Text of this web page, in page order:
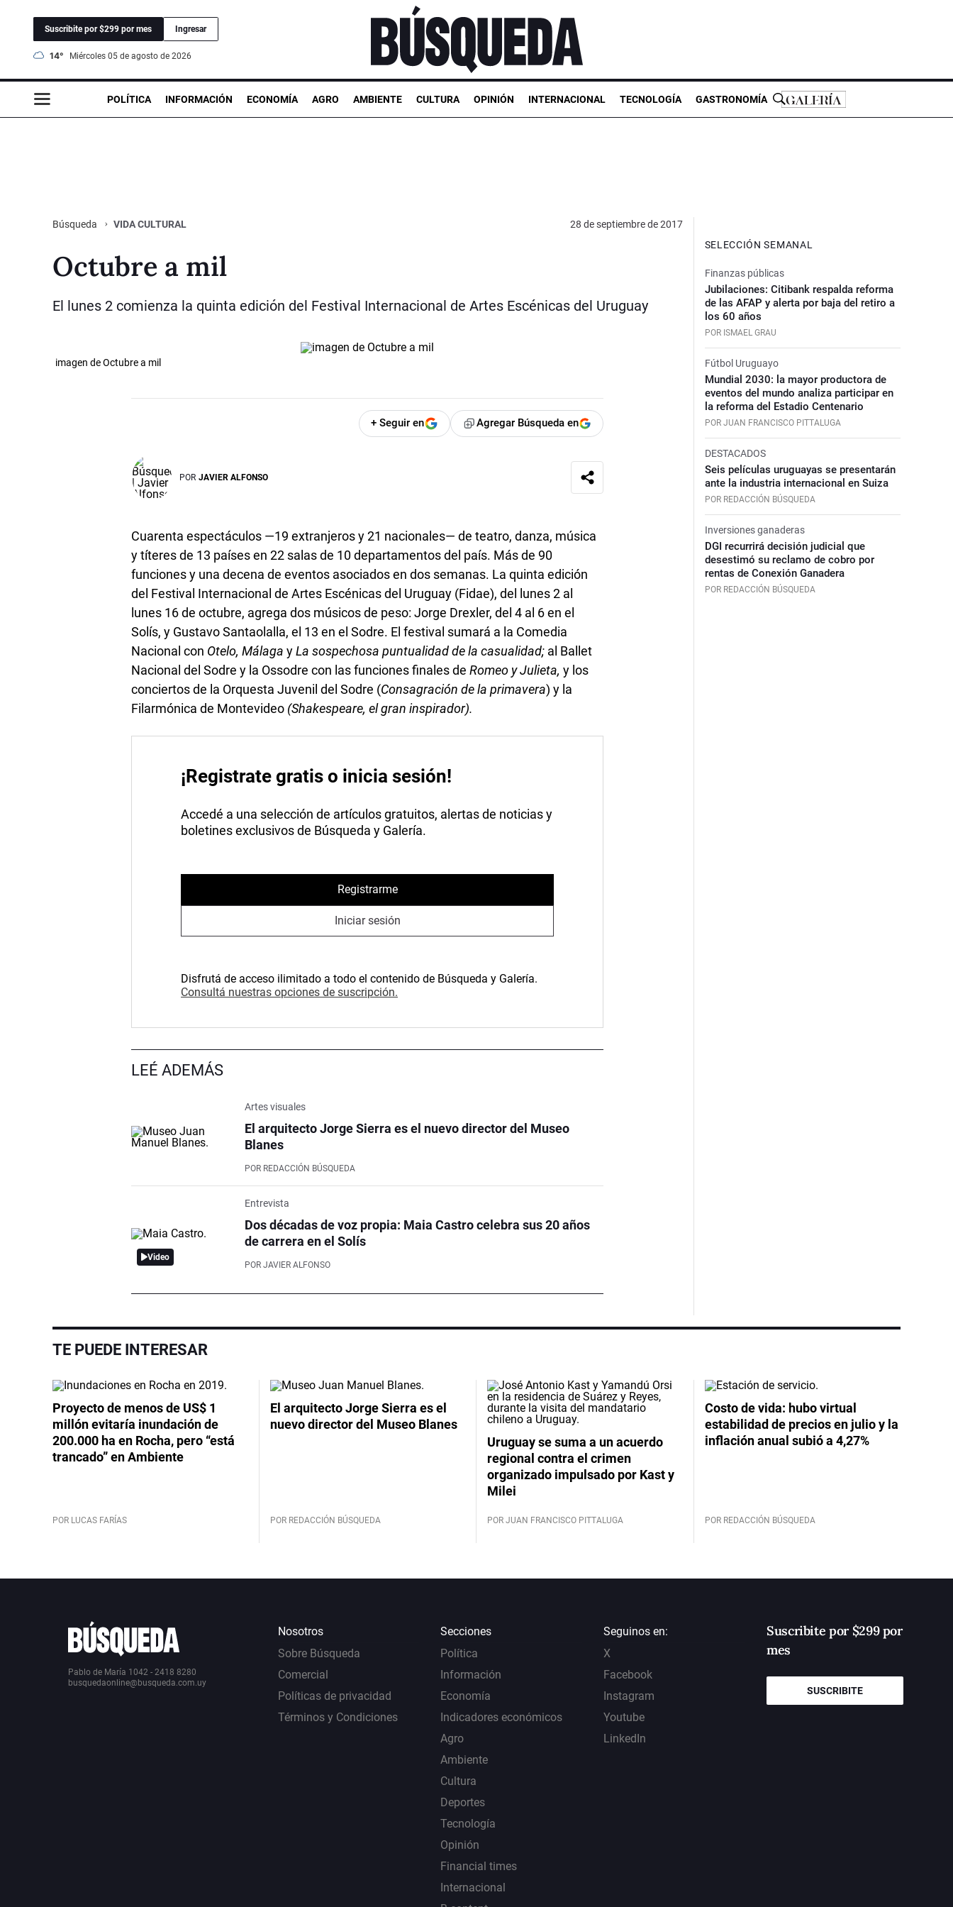
Suscribite por $299 por mes Ingresar
14° miércoles 05 de agosto de 2026
POLÍTICA INFORMACIÓN ECONOMÍA AGRO AMBIENTE CULTURA OPINIÓN INTERNACIONAL TECNOLOGÍA GASTRONOMÍA
Búsqueda VIDA CULTURAL 28 de septiembre de 2017
Octubre a mil
El lunes 2 comienza la quinta edición del Festival Internacional de Artes Escénicas del Uruguay
imagen de Octubre a mil
+ Seguir en Agregar Búsqueda en
POR JAVIER ALFONSO
Cuarenta espectáculos —19 extranjeros y 21 nacionales— de teatro, danza, música
y títeres de 13 países en 22 salas de 10 departamentos del país. Más de 90
funciones y una decena de eventos asociados en dos semanas. La quinta edición
del Festival Internacional de Artes Escénicas del Uruguay (Fidae), del lunes 2 al
lunes 16 de octubre, agrega dos músicos de peso: Jorge Drexler, del 4 al 6 en el
Solís, y Gustavo Santaolalla, el 13 en el Sodre. El festival sumará a la Comedia
Nacional con Otelo, MálagayLa sospechosa puntualidad de la casualidad; al Ballet
Nacional del Sodre y la Ossodre con las funciones finales deRomeo y Julieta,y los
conciertos de la Orquesta Juvenil del Sodre (Consagración de la primavera) y la
Filarmónica de Montevideo (Shakespeare, el gran inspirador).
¡Registrate gratis o inicia sesión!
Accedé a una selección de artículos gratuitos, alertas de noticias y
boletines exclusivos de Búsqueda y Galería.
Registrarme
Iniciar sesión
Disfrutá de acceso ilimitado a todo el contenido de Búsqueda y Galería.
Consultá nuestras opciones de suscripción.
LEÉ ADEMÁS
Artes visuales
El arquitecto Jorge Sierra es el nuevo director del Museo
Blanes
POR REDACCIÓN BÚSQUEDA
Video
Entrevista
Dos décadas de voz propia: Maia Castro celebra sus 20 años
de carrera en el Solís
POR JAVIER ALFONSO
SELECCIÓN SEMANAL
Finanzas públicas
Jubilaciones: Citibank respalda reforma
de las AFAP y alerta por baja del retiro a
los 60 años
POR ISMAEL GRAU
Fútbol Uruguayo
Mundial 2030: la mayor productora de
eventos del mundo analiza participar en
la reforma del Estadio Centenario
POR JUAN FRANCISCO PITTALUGA
DESTACADOS
Seis películas uruguayas se presentarán
ante la industria internacional en Suiza
POR REDACCIÓN BÚSQUEDA
Inversiones ganaderas
DGI recurrirá decisión judicial que
desestimó su reclamo de cobro por
rentas de Conexión Ganadera
POR REDACCIÓN BÚSQUEDA
TE PUEDE INTERESAR
Proyecto de menos de US$ 1
millón evitaría inundación de
200.000 ha en Rocha, pero “está
trancado” en Ambiente
POR LUCAS FARÍAS
El arquitecto Jorge Sierra es el
nuevo director del Museo Blanes
POR REDACCIÓN BÚSQUEDA
Uruguay se suma a un acuerdo
regional contra el crimen
organizado impulsado por Kast y
Milei
POR JUAN FRANCISCO PITTALUGA
Costo de vida: hubo virtual
estabilidad de precios en julio y la
inflación anual subió a 4,27%
POR REDACCIÓN BÚSQUEDA
Pablo de María 1042 - 2418 8280
busquedaonline@busqueda.com.uy
Nosotros
Sobre Búsqueda
Comercial
Políticas de privacidad
Términos y Condiciones
Secciones
Política
Información
Economía
Indicadores económicos
Agro
Ambiente
Cultura
Deportes
Tecnología
Opinión
Financial times
Internacional
Seguinos en:
X
Facebook
Instagram
Youtube
LinkedIn
Suscribite por $299 por
mes
SUSCRIBITE